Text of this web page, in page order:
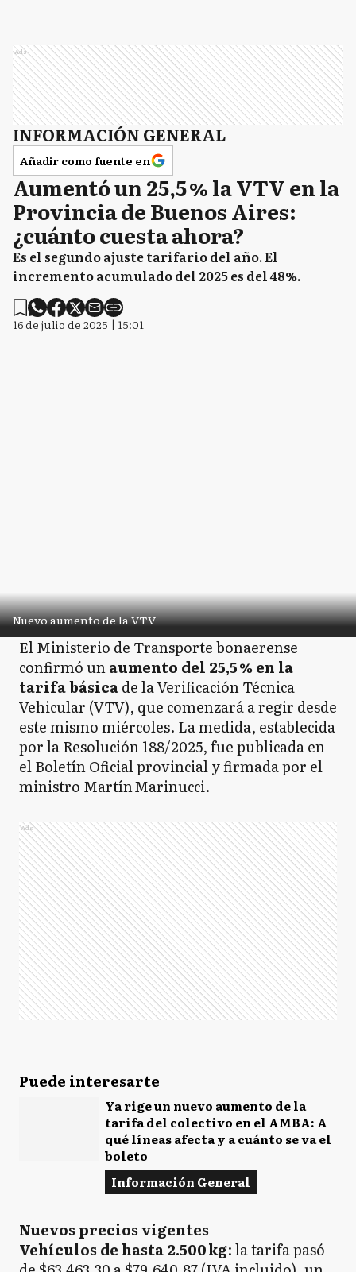
Ads
INFORMACIÓN GENERAL
Añadir como fuente en
Aumentó un 25,5 % la VTV en la
Provincia de Buenos Aires:
¿cuánto cuesta ahora?
Es el segundo ajuste tarifario del año. El
incremento acumulado del 2025 es del 48%.
16 de julio de 2025 | 15:01
Nuevo aumento de la VTV
El Ministerio de Transporte bonaerense
confirmó unaumento del 25,5 % en la
tarifa básicade la Verificación Técnica
Vehicular (VTV), que comenzará a regir desde
este mismo miércoles. La medida, establecida
por la Resolución 188/2025, fue publicada en
el Boletín Oficial provincial y firmada por el
ministro Martín Marinucci.
Ads
Puede interesarte
Ya rige un nuevo aumento de la
tarifa del colectivo en el AMBA: A
qué líneas afecta y a cuánto se va el
boleto
Información General
Nuevos precios vigentes
Vehículos de hasta 2.500 kg: la tarifa pasó